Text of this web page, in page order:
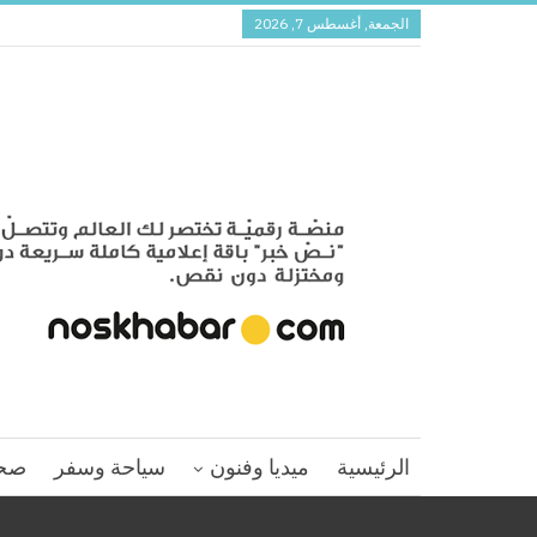
الجمعة, أغسطس 7, 2026
الرئيسية ميديا وفنون سياحة وسفر